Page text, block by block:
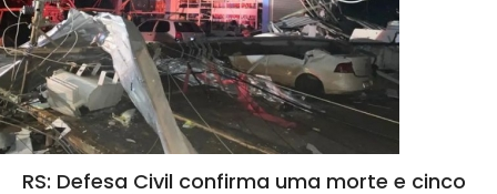
RS: Defesa Civil confirma uma morte e cinco